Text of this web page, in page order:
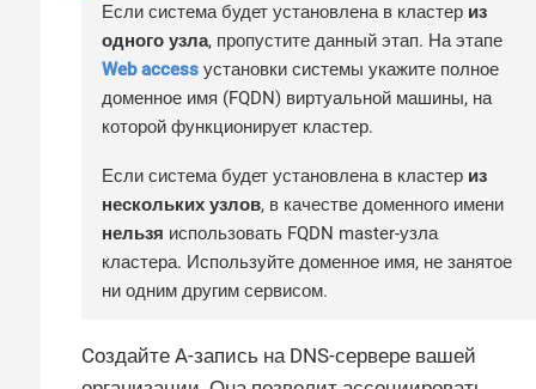
Если система будет установлена в кластер из
одного узла, пропустите данный этап. На этапе
Web access установки системы укажите полное
доменное имя (FQDN) виртуальной машины, на
которой функционирует кластер.
Если система будет установлена в кластер из
нескольких узлов, в качестве доменного имени
нельзя использовать FQDN master-узла
кластера. Используйте доменное имя, не занятое
ни одним другим сервисом.
Cоздайте A-запись на DNS-сервере вашей